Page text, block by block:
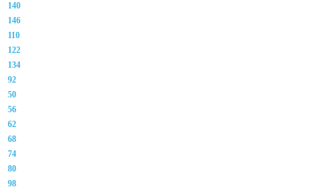
140
146
110
122
134
92
50
56
62
68
74
80
98